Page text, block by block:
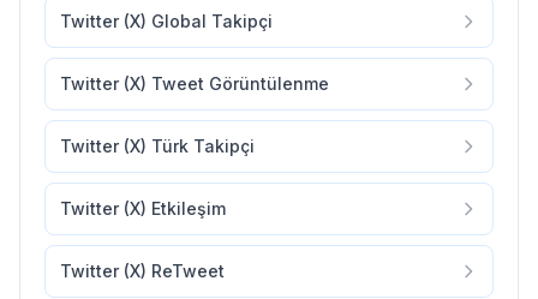
Twitter (X) Global Takipçi
Twitter (X) Tweet Görüntülenme
Twitter (X) Türk Takipçi
Twitter (X) Etkileşim
Twitter (X) ReTweet